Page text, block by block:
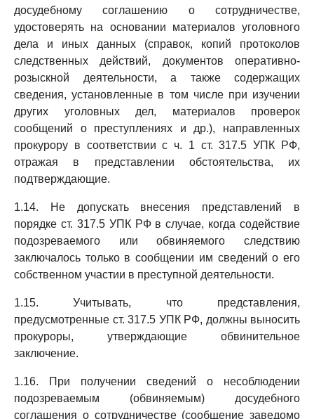
досудебному соглашению о сотрудничестве,
удостоверять на основании материалов уголовного
дела и иных данных (справок, копий протоколов
следственных действий, документов оперативно-
розыскной деятельности, а также содержащих
сведения, установленные в том числе при изучении
других уголовных дел, материалов проверок
сообщений о преступлениях и др.), направленных
прокурору в соответствии с ч. 1 ст. 317.5 УПК РФ,
отражая в представлении обстоятельства, их
подтверждающие.
1.14. Не допускать внесения представлений в
порядке ст. 317.5 УПК РФ в случае, когда содействие
подозреваемого или обвиняемого следствию
заключалось только в сообщении им сведений о его
собственном участии в преступной деятельности.
1.15. Учитывать, что представления,
предусмотренные ст. 317.5 УПК РФ, должны выносить
прокуроры, утверждающие обвинительное
заключение.
1.16. При получении сведений о несоблюдении
подозреваемым (обвиняемым) досудебного
соглашения о сотрудничестве (сообщение заведомо